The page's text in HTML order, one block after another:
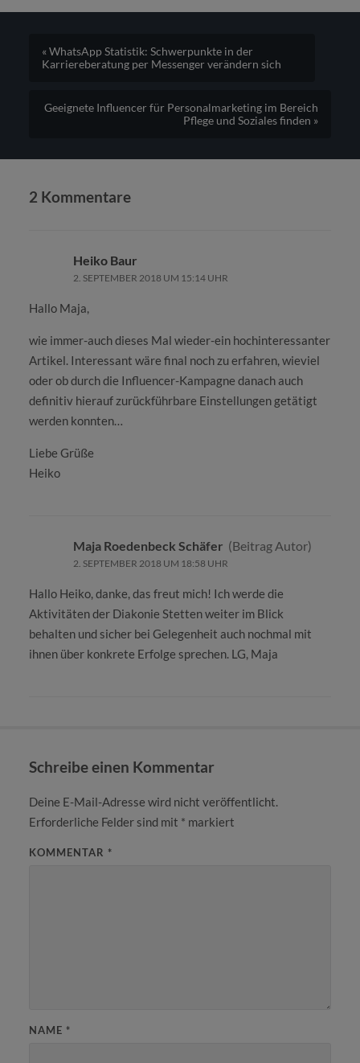
« WhatsApp Statistik: Schwerpunkte in der
Karriereberatung per Messenger verändern sich
Geeignete Influencer für Personalmarketing im Bereich
Pflege und Soziales finden »
2 Kommentare
Heiko Baur
2. SEPTEMBER 2018 UM 15:14 UHR
Hallo Maja,
wie immer-auch dieses Mal wieder-ein hochinteressanter
Artikel. Interessant wäre final noch zu erfahren, wieviel
oder ob durch die Influencer-Kampagne danach auch
definitiv hierauf zurückführbare Einstellungen getätigt
werden konnten…
Liebe Grüße
Heiko
Maja Roedenbeck Schäfer (Beitrag Autor)
2. SEPTEMBER 2018 UM 18:58 UHR
Hallo Heiko, danke, das freut mich! Ich werde die
Aktivitäten der Diakonie Stetten weiter im Blick
behalten und sicher bei Gelegenheit auch nochmal mit
ihnen über konkrete Erfolge sprechen. LG, Maja
Schreibe einen Kommentar
Deine E-Mail-Adresse wird nicht veröffentlicht.
Erforderliche Felder sind mit * markiert
KOMMENTAR *
NAME *